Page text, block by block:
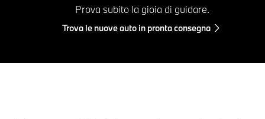
Prova subito la gioia di guidare.
Trova le nuove auto in pronta consegna